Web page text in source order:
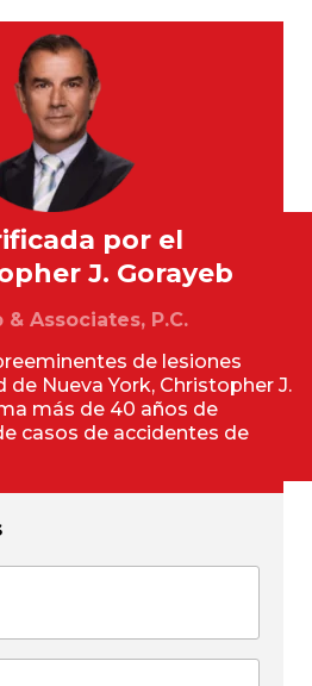
por el
J. Gorayeb
Associates, P.C.
de lesiones
Nueva York, Christopher J.
más de 40 años de
casos de accidentes de